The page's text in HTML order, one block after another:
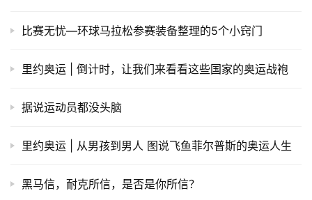
比赛无忧—环球马拉松参赛装备整理的5个小窍门
里约奥运 | 倒计时，让我们来看看这些国家的奥运战袍
据说运动员都没头脑
里约奥运 | 从男孩到男人 图说飞鱼菲尔普斯的奥运人生
黑马信，耐克所信，是否是你所信？